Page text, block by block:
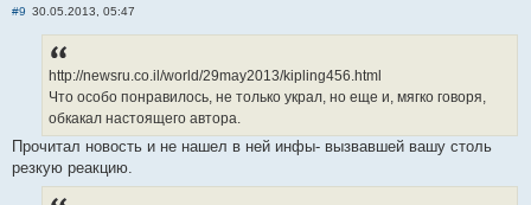
#9 30.05.2013, 05:47
http://newsru.co.il/world/29may2013/kipling456.html
Что особо понравилось, не только украл, но еще и, мягко говоря,
обкакал настоящего автора.
Прочитал новость и не нашел в ней инфы- вызвавшей вашу столь
резкую реакцию.